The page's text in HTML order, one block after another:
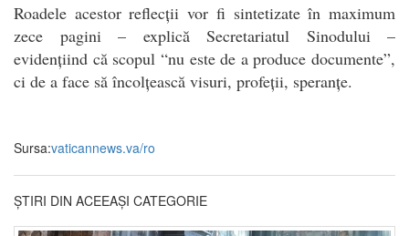
Roadele acestor reflecții vor fi sintetizate în maximum
zece pagini – explică Secretariatul Sinodului –
evidențiind că scopul “nu este de a produce documente”,
ci de a face să încolțească visuri, profeții, speranțe.
Sursa:vaticannews.va/ro
ȘTIRI DIN ACEEAȘI CATEGORIE